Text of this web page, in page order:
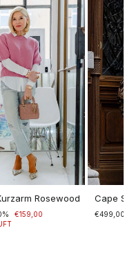
Rosewood
€159,00
Cape
€499,00